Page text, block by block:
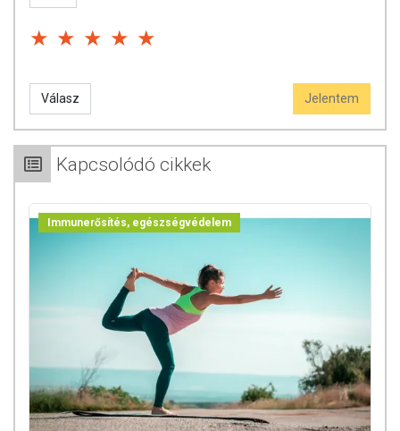
Válasz Jelentem
Kapcsolódó cikkek
Immunerősítés, egészségvédelem